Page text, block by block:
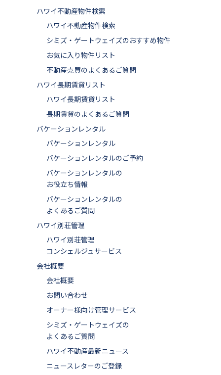
ハワイ不動産物件検索
ハワイ不動産物件検索
シミズ・ゲートウェイズのおすすめ物件
お気に入り物件リスト
不動産売買のよくあるご質問
ハワイ長期賃貸リスト
ハワイ長期賃貸リスト
長期賃貸のよくあるご質問
バケーションレンタル
バケーションレンタル
バケーションレンタルのご予約
バケーションレンタルの
お役立ち情報
バケーションレンタルの
よくあるご質問
ハワイ別荘管理
ハワイ別荘管理
コンシェルジュサービス
会社概要
会社概要
お問い合わせ
オーナー様向け管理サービス
シミズ・ゲートウェイズの
よくあるご質問
ハワイ不動産最新ニュース
ニュースレターのご登録